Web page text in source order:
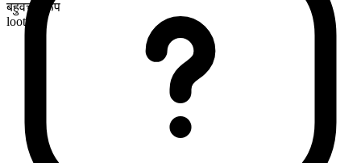
बहुवचन रूप
loot